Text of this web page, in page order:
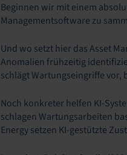
Beginnen wir mit einem
Managementsoftware zu
Und wo setzt hier das Asset
Anomalien frühzeitig
schlägt Wartungseingriffe
Noch konkreter helfen KI-
schlagen Wartungsarbeiten
Energy setzen KI-gestützte